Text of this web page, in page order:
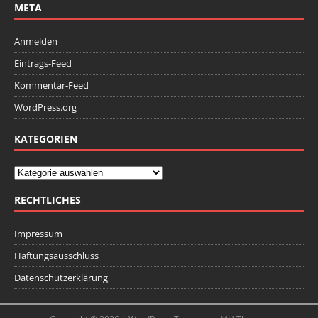
META
Anmelden
Eintrags-Feed
Kommentar-Feed
WordPress.org
KATEGORIEN
RECHTLICHES
Impressum
Haftungsausschluss
Datenschutzerklärung